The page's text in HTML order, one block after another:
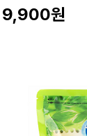
9,900원